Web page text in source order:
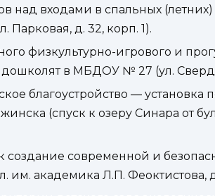
над входами в спальных
Парковая, д. 32, корп. 1).
физкультурно-игрового и
в МБДОУ № 27 (ул.
благоустройство — установка
(спуск к озеру Синара от
создание современной и
академика Л.П. Феоктистова,